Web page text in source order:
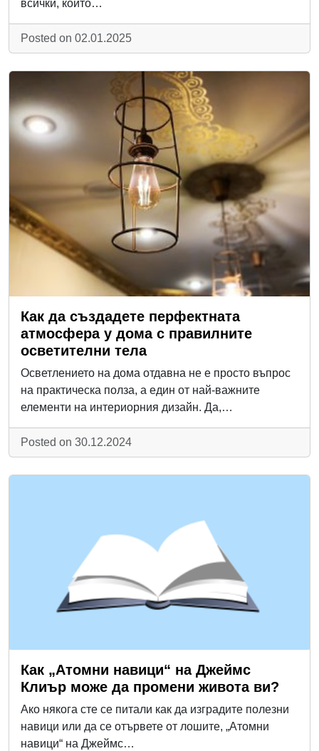
всички, които…
Posted on 02.01.2025
Как да създадете перфектната
атмосфера у дома с правилните
осветителни тела
Осветлението на дома отдавна не е просто въпрос
на практическа полза, а един от най-важните
елементи на интериорния дизайн. Да,…
Posted on 30.12.2024
Как „Атомни навици“ на Джеймс
Клиър може да промени живота ви?
Ако някога сте се питали как да изградите полезни
навици или да се отървете от лошите, „Атомни
навици“ на Джеймс…